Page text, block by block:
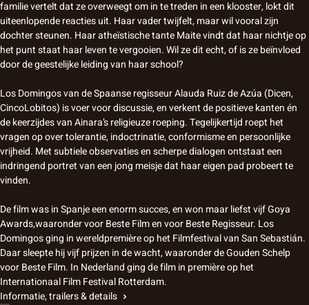
familie vertelt dat ze overweegt om in te treden in een klooster, lokt dit
uiteenlopende reacties uit. Haar vader twijfelt, maar wil vooral zijn
dochter steunen. Haar atheïstische tante Maite vindt dat haar nichtje op
het punt staat haar leven te vergooien. Wil ze dit echt, of is ze beïnvloed
door de geestelijke leiding van haar school?
Los Domingos van de Spaanse regisseur Alauda Ruiz de Azúa (Dicen,
CincoLobitos) is voer voor discussie, en verkent de positieve kanten én
de keerzijdes van Ainara’s religieuze roeping. Tegelijkertijd roept het
vragen op over tolerantie, indoctrinatie, conformisme en persoonlijke
vrijheid. Met subtiele observaties en scherpe dialogen ontstaat een
indringend portret van een jong meisje dat haar eigen pad probeert te
vinden.
De film was in Spanje een enorm succes, en won maar liefst vijf Goya
Awards,waaronder voor Beste Film en voor Beste Regisseur. Los
Domingos ging in wereldpremière op het Filmfestival van San Sebastián.
Daar sleepte hij vijf prijzen in de wacht, waaronder de Gouden Schelp
voor Beste Film. In Nederland ging de film in première op het
Internationaal Film Festival Rotterdam.
Informatie, trailers & details